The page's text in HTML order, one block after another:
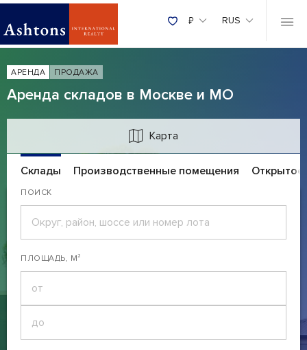
₽ RUS
АРЕНДА ПРОДАЖА
Аренда складов в Москве и МО
Карта
Склады Производственные помещения Открытое
ПОИСК
ПЛОЩАДЬ, М²